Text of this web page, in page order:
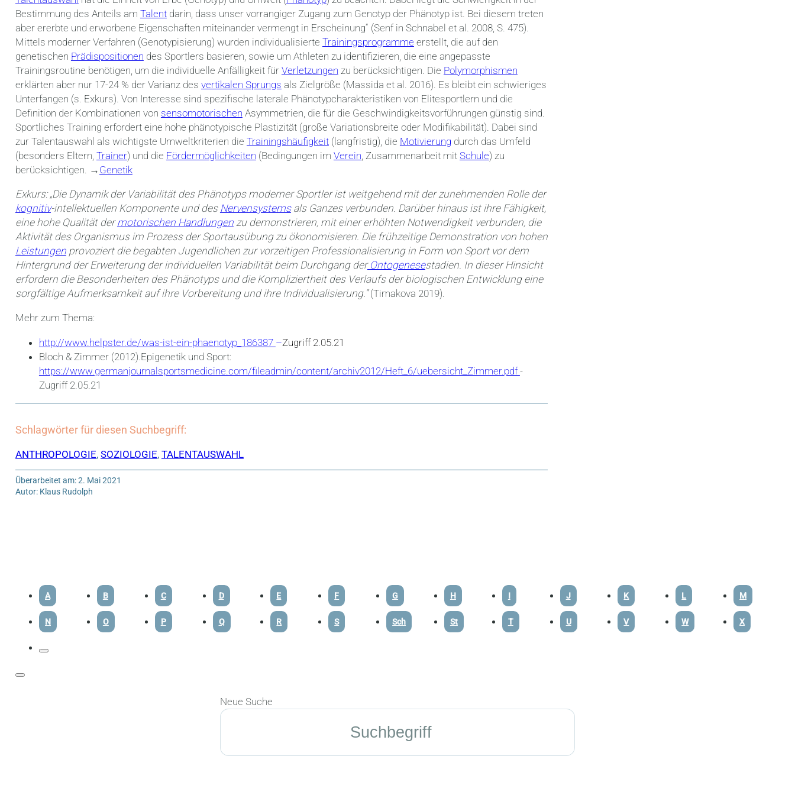
Bestimmung des Anteils am Talentdarin, dass unser vorrangiger Zugang zum Genotyp der Phänotyp ist. Bei diesem treten
aber ererbte und erworbene Eigenschaften miteinander vermengt in Erscheinung“ (Senf in Schnabel et al. 2008, S. 475).
Mittels moderner Verfahren (Genotypisierung) wurden individualisierte Trainingsprogramme erstellt, die auf den
genetischen Prädispositionen des Sportlers basieren, sowie um Athleten zu identifizieren, die eine angepasste
Trainingsroutine benötigen, um die individuelle Anfälligkeit für Verletzungen zu berücksichtigen. Die Polymorphismen
erklärten aber nur 17-24 % der Varianz des vertikalen Sprungs als Zielgröße (Massida et al. 2016). Es bleibt ein schwieriges
Unterfangen (s. Exkurs). Von Interesse sind spezifische laterale Phänotypcharakteristiken von Elitesportlern und die
Definition der Kombinationen von sensomotorischen Asymmetrien, die für die Geschwindigkeitsvorführungen günstig sind.
Sportliches Training erfordert eine hohe phänotypische Plastizität (große Variationsbreite oder Modifikabilität). Dabei sind
zur Talentauswahl als wichtigste Umweltkriterien die Trainingshäufigkeit(langfristig), die Motivierung durch das Umfeld
(besonders Eltern, Trainer) und die Fördermöglichkeiten (Bedingungen im Verein , Zusammenarbeit mit Schule) zu
berücksichtigen. → Genetik
Exkurs: „Die Dynamik der Variabilität des Phänotyps moderner Sportler ist weitgehend mit der zunehmenden Rolle der
kognitiv-intellektuellen Komponente und des Nervensystemsals Ganzes verbunden. Darüber hinaus ist ihre Fähigkeit,
eine hohe Qualität dermotorischen Handlungenzu demonstrieren, mit einer erhöhten Notwendigkeit verbunden, die
Aktivität des Organismus im Prozess der Sportausübung zu ökonomisieren. Die frühzeitige Demonstration von hohen
Leistungenprovoziert die begabten Jugendlichen zur vorzeitigen Professionalisierung in Form von Sport vor dem
Hintergrund der Erweiterung der individuellen Variabilität beim Durchgang derOntogenesestadien. In dieser Hinsicht
erfordern die Besonderheiten des Phänotyps und die Kompliziertheit des Verlaufs der biologischen Entwicklung eine
sorgfältige Aufmerksamkeit auf ihre Vorbereitung und ihre Individualisierung.“(Timakova 2019).
Mehr zum Thema:
http://www.helpster.de/was-ist-ein-phaenotyp_186387 –Zugriff 2.05.21
Bloch & Zimmer (2012).Epigenetik und Sport:
https://www.germanjournalsportsmedicine.com/fileadmin/content/archiv2012/Heft_6/uebersicht_Zimmer.pdf-
Zugriff 2.05.21
Schlagwörter für diesen Suchbegriff:
ANTHROPOLOGIE, SOZIOLOGIE, TALENTAUSWAHL
Überarbeitet am: 2. Mai 2021
Autor: Klaus Rudolph
A B C D E F G H I J K L M
N O P Q R S Sch St T U V W X
Neue Suche
Suchen